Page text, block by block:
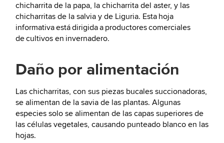
chicharrita de la papa, la chicharrita del aster, y las
chicharritas de la salvia y de Liguria. Esta hoja
informativa está dirigida a productores comerciales
de cultivos en invernadero.
Daño por alimentación
Las chicharritas, con sus piezas bucales succionadoras,
se alimentan de la savia de las plantas. Algunas
especies solo se alimentan de las capas superiores de
las células vegetales, causando punteado blanco en las
hojas.